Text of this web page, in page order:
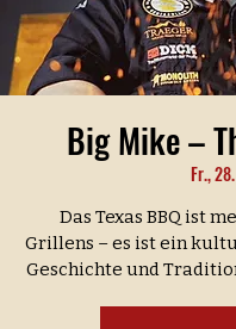
Big Mike –
Fr.,
Das Texas BBQ ist
Grillens – es ist ein
Geschichte und